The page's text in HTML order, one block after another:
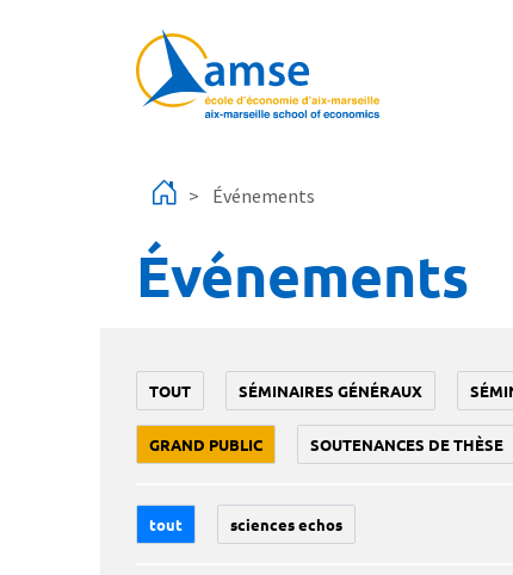
Événements
Événements
TOUT SÉMINAIRES GÉNÉRAUX
GRAND PUBLIC SOUTENANCES DE THÈSE
tout sciences echos